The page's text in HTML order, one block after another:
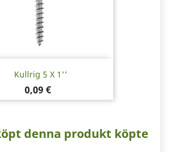
Kullrig 5 X 1''
Pris
0,09 €
denna produkt köpte